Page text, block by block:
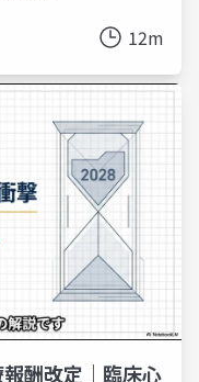
12m
報酬改定｜臨床心